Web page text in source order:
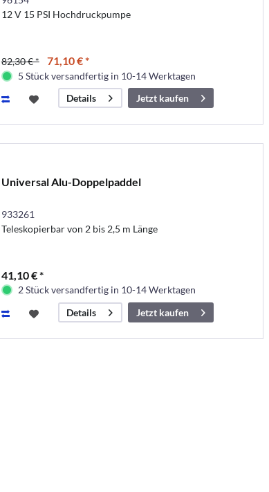
12 V 15 PSI Hochdruckpumpe
82,30 € * 71,10 € *
5 Stück versandfertig in 10-14 Werktagen
Details
Jetzt kaufen
Universal Alu-Doppelpaddel
933261
Teleskopierbar von 2 bis 2,5 m Länge
41,10 € *
2 Stück versandfertig in 10-14 Werktagen
Details
Jetzt kaufen